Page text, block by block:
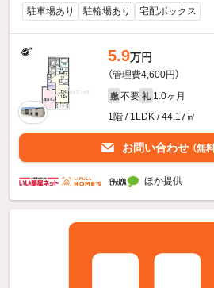
駐車場あり 駐輪場あり 宅配ボックス
5.9万円
（管理費4,600円）
敷 不要 礼 1.0ヶ月
1階 / 1LDK / 44.17㎡
お問い合わせ （無料
ほか提供